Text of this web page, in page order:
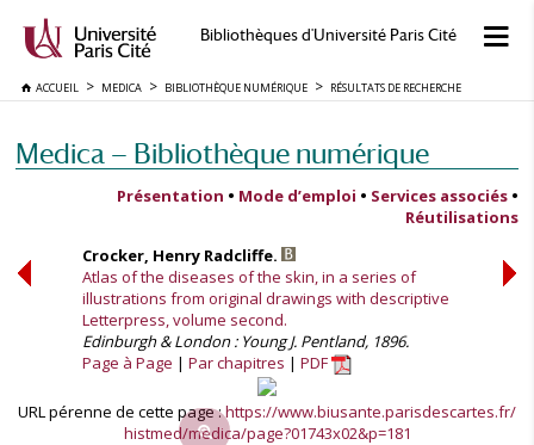
Bibliothèques d'Université Paris Cité
ACCUEIL MEDICA BIBLIOTHÈQUE NUMÉRIQUE RÉSULTATS DE RECHERCHE
Medica — Bibliothèque numérique
Présentation • Mode d’emploi • Services associés •
Réutilisations
Crocker, Henry Radcliffe.
Atlas of the diseases of the skin, in a series of
illustrations from original drawings with descriptive
Letterpress, volume second.
Edinburgh & London : Young J. Pentland, 1896.
Page à Page
Par chapitres PDF
URL pérenne de cette page :https://www.biusante.parisdescartes.fr/
histmed/medica/page?01743x02&p=181